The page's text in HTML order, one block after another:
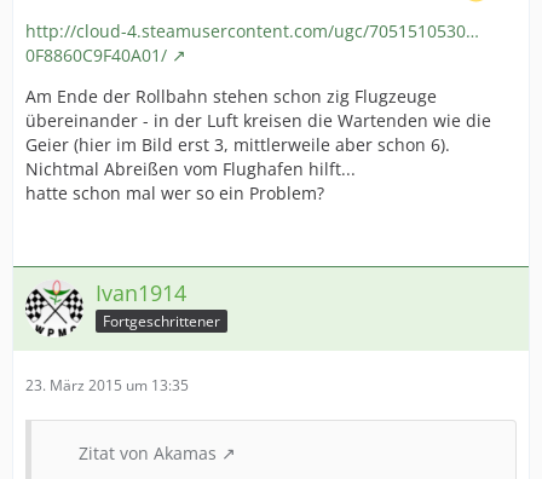
http://cloud-4.steamusercontent.com/ugc/7051510530…
0F8860C9F40A01/
Am Ende der Rollbahn stehen schon zig Flugzeuge
übereinander - in der Luft kreisen die Wartenden wie die
Geier (hier im Bild erst 3, mittlerweile aber schon 6).
Nichtmal Abreißen vom Flughafen hilft...
hatte schon mal wer so ein Problem?
Ivan1914
Fortgeschrittener
23. März 2015 um 13:35
Zitat von Akamas